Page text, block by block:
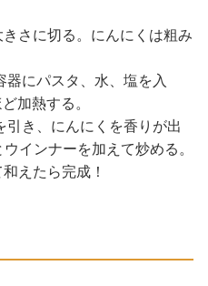
さに切る。にんにくは粗み
にパスタ、水、塩を入
加熱する。
き、にんにくを香りが出
インナーを加えて炒める。
えたら完成！